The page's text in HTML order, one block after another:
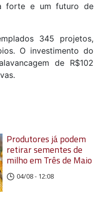
forte e um futuro de
345 projetos,
O investimento do
de R$102
Produtores já podem
retirar sementes de
milho em Três de Maio
04/08 - 12:08